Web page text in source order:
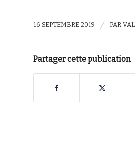
16 SEPTEMBRE 2019 / PAR
Partager cette publication